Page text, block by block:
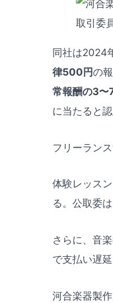
同社は2024
律500円の
常報酬の3〜
に当たると認
フリーランス
体験レッス
る。公取委
さらに、音
で支払い遅
河合楽器製